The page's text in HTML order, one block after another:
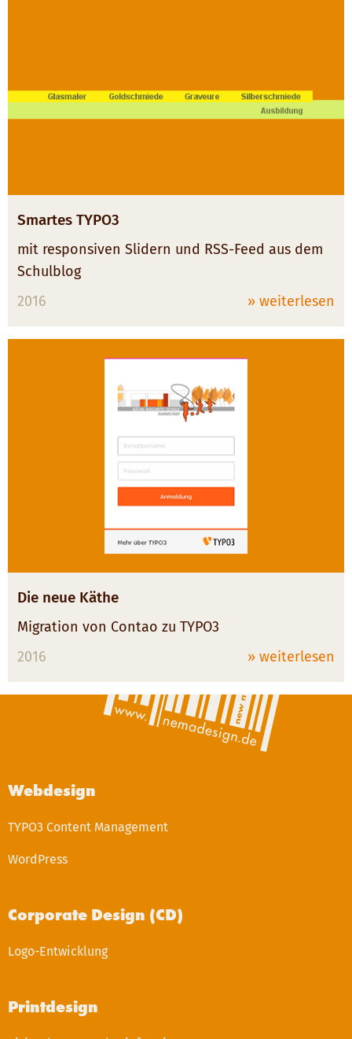
Smartes TYPO3
mit responsiven Slidern und RSS-Feed aus dem
Schulblog
2016
» weiterlesen
Die neue Käthe
Migration von Contao zu TYPO3
2016
» weiterlesen
Webdesign
TYPO3 Content Management
WordPress
Corporate Design (CD)
Logo-Entwicklung
Printdesign